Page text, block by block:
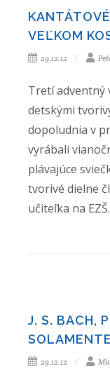
VEĽKOM
29.12.12
Tretí adventný
detskými
dopoludnia v
vyrábali
plávajúce
tvorivé dielne
učiteľka na EZŠ.
J. S. BACH,
29.12.12